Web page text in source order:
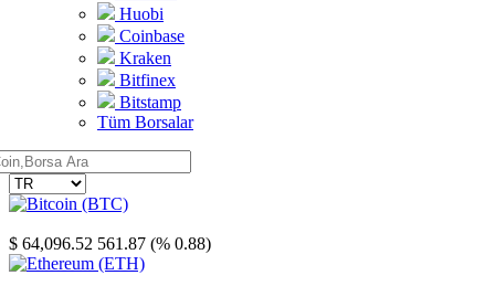
Huobi
Coinbase
Kraken
Bitfinex
Bitstamp
Tüm Borsalar
$ 64,096.52 561.87 (% 0.88)